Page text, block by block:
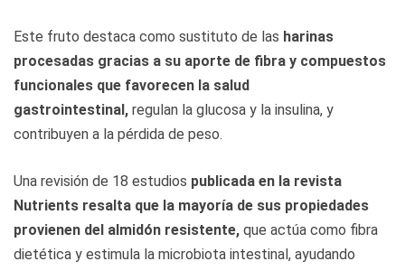
Este fruto destaca como sustituto de las harinas
procesadas gracias a su aporte de fibra y compuestos
funcionales que favorecen la salud
gastrointestinal, regulan la glucosa y la insulina, y
contribuyen a la pérdida de peso.
Una revisión de 18 estudios publicada en la revista
Nutrients resalta que la mayoría de sus propiedades
provienen del almidón resistente, que actúa como fibra
dietética y estimula la microbiota intestinal, ayudando